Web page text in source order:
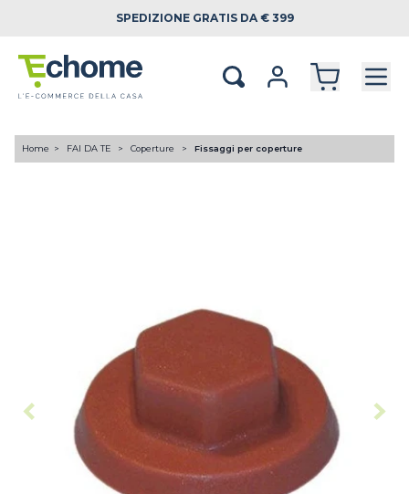
SPEDIZIONE GRATIS DA € 399
Home FAI DA TE Coperture Fissaggi per coperture